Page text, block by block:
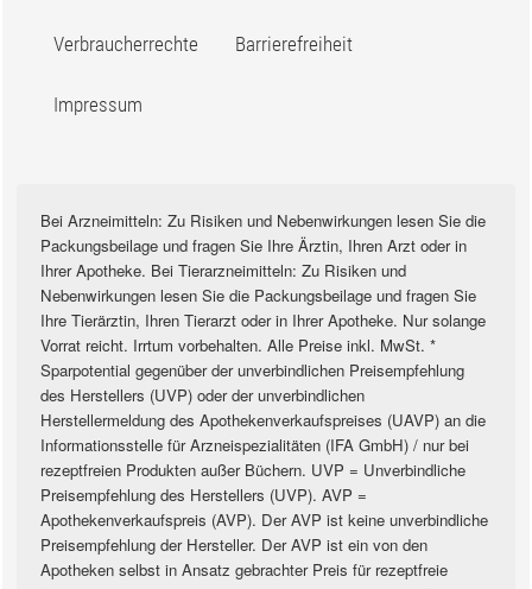
Verbraucherrechte Barrierefreiheit
Impressum
Bei Arzneimitteln: Zu Risiken und Nebenwirkungen lesen Sie die
Packungsbeilage und fragen Sie Ihre Ärztin, Ihren Arzt oder in
Ihrer Apotheke. Bei Tierarzneimitteln: Zu Risiken und
Nebenwirkungen lesen Sie die Packungsbeilage und fragen Sie
Ihre Tierärztin, Ihren Tierarzt oder in Ihrer Apotheke. Nur solange
Vorrat reicht. Irrtum vorbehalten. Alle Preise inkl. MwSt. *
Sparpotential gegenüber der unverbindlichen Preisempfehlung
des Herstellers (UVP) oder der unverbindlichen
Herstellermeldung des Apothekenverkaufspreises (UAVP) an die
Informationsstelle für Arzneispezialitäten (IFA GmbH) / nur bei
rezeptfreien Produkten außer Büchern. UVP = Unverbindliche
Preisempfehlung des Herstellers (UVP). AVP =
Apothekenverkaufspreis (AVP). Der AVP ist keine unverbindliche
Preisempfehlung der Hersteller. Der AVP ist ein von den
Apotheken selbst in Ansatz gebrachter Preis für rezeptfreie